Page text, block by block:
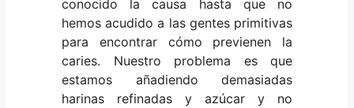
conocido la causa hasta que no
hemos acudido a las gentes primitivas
para encontrar cómo previenen la
caries. Nuestro problema es que
estamos añadiendo demasiadas
harinas refinadas y azúcar y no